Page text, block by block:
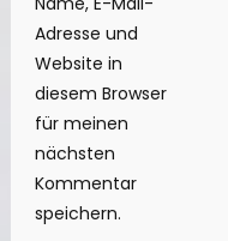
Adresse und
Website in
diesem Browser
für meinen
nächsten
Kommentar
speichern.